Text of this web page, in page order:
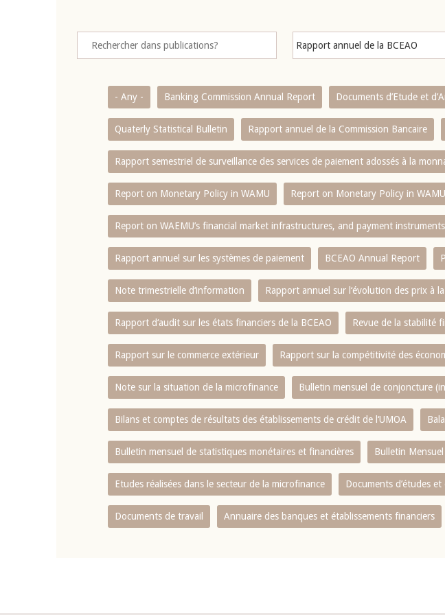
- Any - Banking Commission Annual Report Documents d’Etude et
Quaterly Statistical Bulletin Rapport annuel de la Commission Bancaire
Rapport semestriel de surveillance des services de paiement adossés à la
Report on Monetary Policy in WAMU Report on Monetary Policy in WAMU
Report on WAEMU’s financial market infrastructures, and payment
Rapport annuel sur les systèmes de paiement BCEAO Annual Report
Note trimestrielle d‘information Rapport annuel sur l‘évolution des prix à
Rapport d‘audit sur les états financiers de la BCEAO Revue de la stabilité
Rapport sur le commerce extérieur Rapport sur la compétitivité des
Note sur la situation de la microfinance Bulletin mensuel de conjoncture
Bilans et comptes de résultats des établissements de crédit de l‘UMOA
Bulletin mensuel de statistiques monétaires et financières Bulletin
Etudes réalisées dans le secteur de la microfinance Documents d’études
Documents de travail Annuaire des banques et établissements financiers